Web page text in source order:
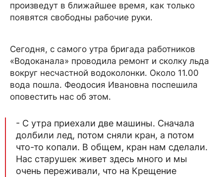
произведут в ближайшее время, как только
появятся свободны рабочие руки.
Сегодня, с самого утра бригада работников
«Водоканала» проводила ремонт и сколку льда
вокруг несчастной водоколонки. Около 11.00
вода пошла. Феодосия Ивановна поспешила
оповестить нас об этом.
- С утра приехали две машины. Сначала
долбили лед, потом сняли кран, а потом
что-то копали. В общем, кран нам сделали.
Нас старушек живет здесь много и мы
очень переживали, что на Крещение